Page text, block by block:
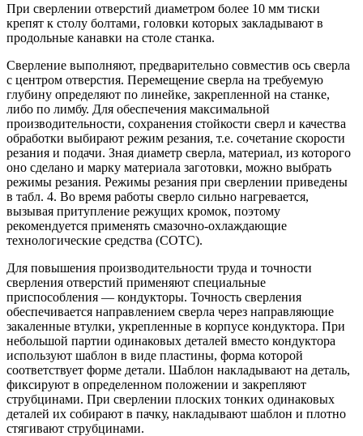
При сверлении отверстий диаметром более 10 мм тиски
крепят к столу болтами, головки которых закладывают в
продольные канавки на столе станка.
Сверление выполняют, предварительно совместив ось сверла
с центром отверстия. Перемещение сверла на требуемую
глубину определяют по линейке, закрепленной на станке,
либо по лимбу. Для обеспечения максимальной
производительности, сохранения стойкости сверл и качества
обработки выбирают режим резания, т.е. сочетание скорости
резания и подачи. Зная диаметр сверла, материал, из которого
оно сделано и марку материала заготовки, можно выбрать
режимы резания. Режимы резания при сверлении приведены
в табл. 4. Во время работы сверло сильно нагревается,
вызывая притупление режущих кромок, поэтому
рекомендуется применять смазочно-охлаждающие
технологические средства (СОТС).
Для повышения производительности труда и точности
сверления отверстий применяют специальные
приспособления — кондукторы. Точность сверления
обеспечивается направлением сверла через направляющие
закаленные втулки, укрепленные в корпусе кондуктора. При
небольшой партии одинаковых деталей вместо кондуктора
используют шаблон в виде пластины, форма которой
соответствует форме детали. Шаблон накладывают на деталь,
фиксируют в определенном положении и закрепляют
струбцинами. При сверлении плоских тонких одинаковых
деталей их собирают в пачку, накладывают шаблон и плотно
стягивают струбцинами.